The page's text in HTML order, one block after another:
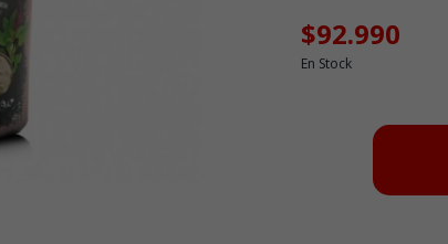
$92.990
En Stock